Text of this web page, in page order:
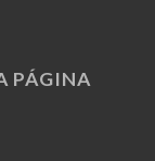
PÁGINA